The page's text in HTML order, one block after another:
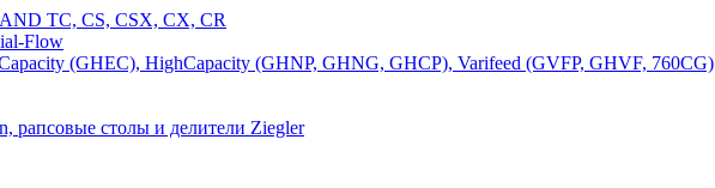
TC, CS, CSX, CX, CR
Flow
(GHEC), HighCapacity (GHNP, GHNG, GHCP), Varifeed (GVFP, GHVF, 760CG)
рапсовые столы и делители Ziegler